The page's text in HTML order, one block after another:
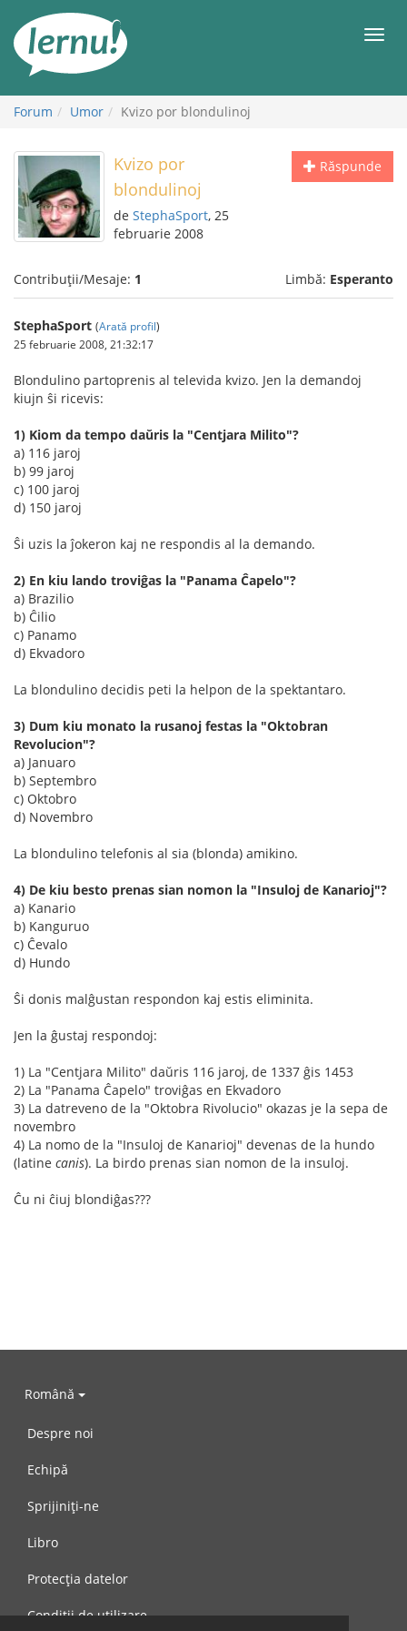
conținut
Forum Umor Kvizo por blondulinoj
Răspunde
Kvizo por
blondulinoj
de StephaSport, 25
februarie 2008
Contribuții/Mesaje: 1 Limbă: Esperanto
StephaSport (Arată profil)
25 februarie 2008, 21:32:17
Blondulino partoprenis al televida kvizo. Jen la demandoj
kiujn ŝi ricevis:
1) Kiom da tempo daŭris la "Centjara Milito"?
a) 116 jaroj
b) 99 jaroj
c) 100 jaroj
d) 150 jaroj
Ŝi uzis la ĵokeron kaj ne respondis al la demando.
2) En kiu lando troviĝas la "Panama Ĉapelo"?
a) Brazilio
b) Ĉilio
c) Panamo
d) Ekvadoro
La blondulino decidis peti la helpon de la spektantaro.
3) Dum kiu monato la rusanoj festas la "Oktobran
Revolucion"?
a) Januaro
b) Septembro
c) Oktobro
d) Novembro
La blondulino telefonis al sia (blonda) amikino.
4) De kiu besto prenas sian nomon la "Insuloj de Kanarioj"?
a) Kanario
b) Kanguruo
c) Ĉevalo
d) Hundo
Ŝi donis malĝustan respondon kaj estis eliminita.
Jen la ĝustaj respondoj:
1) La "Centjara Milito" daŭris 116 jaroj, de 1337 ĝis 1453
2) La "Panama Ĉapelo" troviĝas en Ekvadoro
3) La datreveno de la "Oktobra Rivolucio" okazas je la sepa de
novembro
4) La nomo de la "Insuloj de Kanarioj" devenas de la hundo
(latine canis). La birdo prenas sian nomon de la insuloj.
Ĉu ni ĉiuj blondiĝas???
Română
Despre noi
Echipă
Sprijiniți-ne
Libro
Protecția datelor
Condiții de utilizare